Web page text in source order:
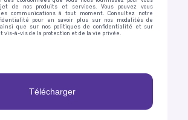
de nos produits et services. Vous pouvez vous
communications à tout moment. Consultez notre
pour en savoir plus sur nos modalités de
ainsi que sur nos politiques de confidentialité et sur
vis-à-vis de la protection et de la vie privée.